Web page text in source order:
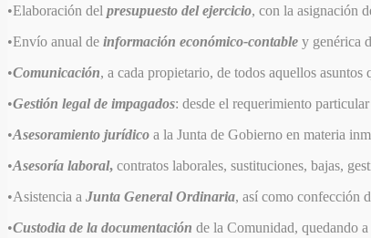
•Elaboración del presupuesto del ejercicio, con la asignación
•Envío anual de información económico-contable y genérica
•Comunicación, a cada propietario, de todos aquellos asuntos
•Gestión legal de impagados: desde el requerimiento
•Asesoramiento jurídico a la Junta de Gobierno en materia
•Asesoría laboral, contratos laborales, sustituciones, bajas,
•Asistencia a Junta General Ordinaria, así como confección
•Custodia de la documentación de la Comunidad, quedando